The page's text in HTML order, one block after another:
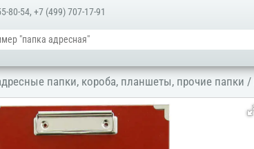
80-54,+7 (499) 707-17-91
папки, короба, планшеты, прочие папки /